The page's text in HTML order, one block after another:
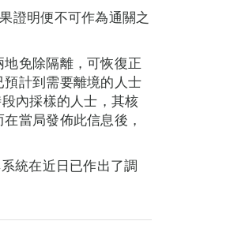
證明便不可作為通關之
免除隔離，可恢復正
計到需要離境的人士
內採樣的人士，其核
當局發佈此信息後，
統在近日已作出了調